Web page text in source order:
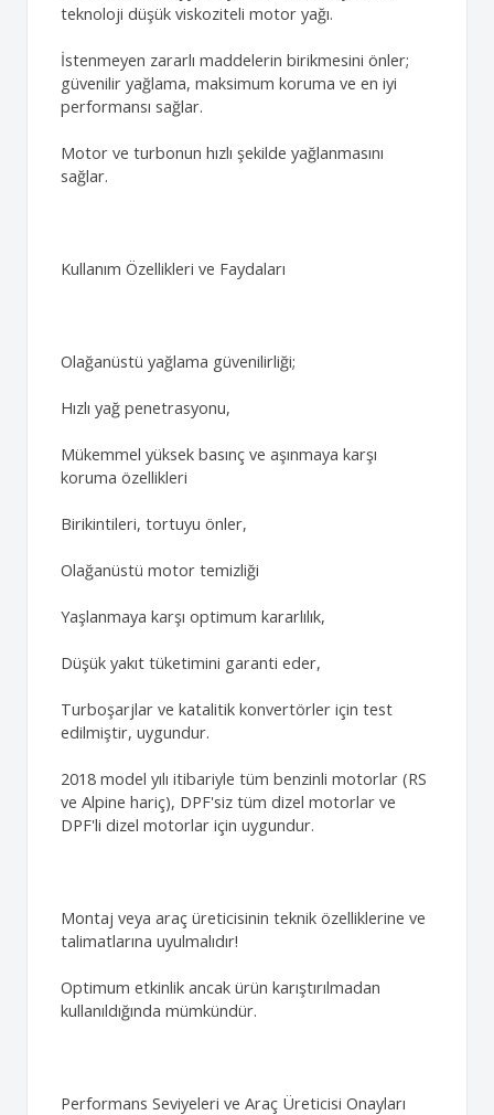
teknoloji düşük viskoziteli motor yağı.
İstenmeyen zararlı maddelerin birikmesini önler;
güvenilir yağlama, maksimum koruma ve en iyi
performansı sağlar.
Motor ve turbonun hızlı şekilde yağlanmasını
sağlar.
Kullanım Özellikleri ve Faydaları
Olağanüstü yağlama güvenilirliği;
Hızlı yağ penetrasyonu,
Mükemmel yüksek basınç ve aşınmaya karşı
koruma özellikleri
Birikintileri, tortuyu önler,
Olağanüstü motor temizliği
Yaşlanmaya karşı optimum kararlılık,
Düşük yakıt tüketimini garanti eder,
Turboşarjlar ve katalitik konvertörler için test
edilmiştir, uygundur.
2018 model yılı itibariyle tüm benzinli motorlar (RS
ve Alpine hariç), DPF'siz tüm dizel motorlar ve
DPF'li dizel motorlar için uygundur.
Montaj veya araç üreticisinin teknik özelliklerine ve
talimatlarına uyulmalıdır!
Optimum etkinlik ancak ürün karıştırılmadan
kullanıldığında mümkündür.
Performans Seviyeleri ve Araç Üreticisi Onayları